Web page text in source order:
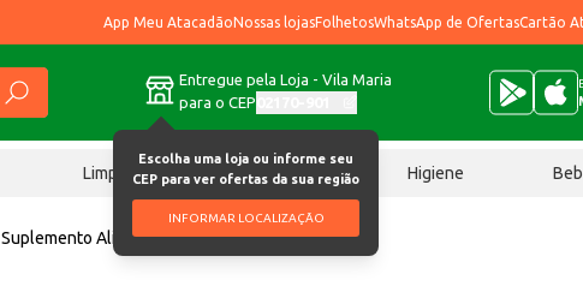
App Meu AtacadãoNossas lojasFolhetosWhatsApp de OfertasCartão
Entregue pela Loja - Vila Maria
para o CEP
Escolha uma loja ou informe seu
CEP para ver ofertas da sua região
INFORMAR LOCALIZAÇÃO
Limpeza Chocolates Higiene
Suplemento Alimentar Funk Melancia 2L